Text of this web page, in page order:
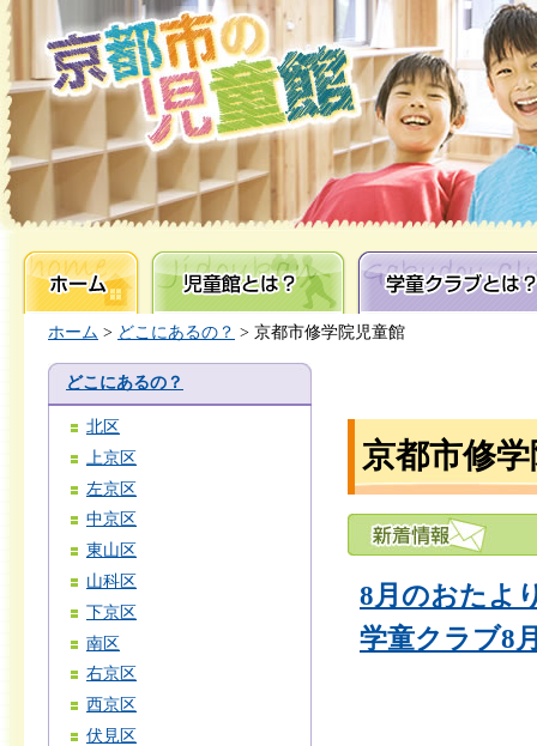
ホーム 児童館とは？ 学童クラブとは？
ホーム > どこにあるの？ > 京都市修学院児童館
どこにあるの？
北区
上京区
左京区
中京区
東山区
山科区
下京区
南区
右京区
西京区
伏見区
京都市修
8月のおたよ
学童クラブ8